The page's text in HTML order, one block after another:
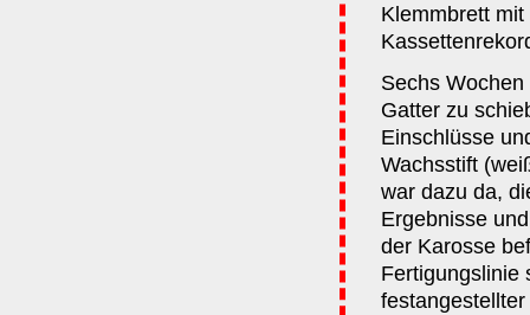
Klemmbrett
Sechs
Gatter zu
Einschlüsse
Wachsstift
war dazu da,
Ergebnisse
der Karosse
Fertigungslinie